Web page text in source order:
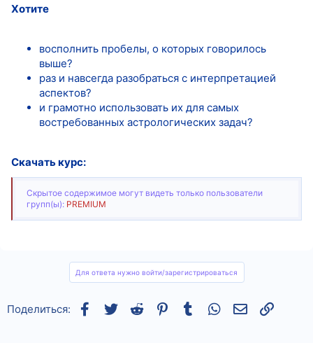
Хотите
восполнить пробелы, о которых говорилось
выше?
раз и навсегда разобраться с интерпретацией
аспектов?
и грамотно использовать их для самых
востребованных астрологических задач?
Скачать курс:
Скрытое содержимое могут видеть только пользователи
групп(ы): PREMIUM
Для ответа нужно войти/зарегистрироваться
Поделиться: Facebook
TwitterReddit Pinterest
Tumblr WhatsAppСсылка